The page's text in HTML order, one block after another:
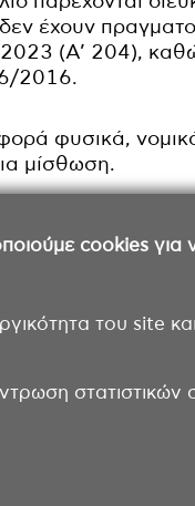
cookies για
του site
έχουν
(Α’ 204),
2016.
φυσικά,
μίσθωση.